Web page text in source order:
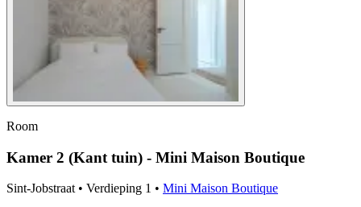
Room
Kamer 2 (Kant tuin) - Mini Maison Boutique
Sint-Jobstraat• Verdieping 1 • Mini Maison Boutique